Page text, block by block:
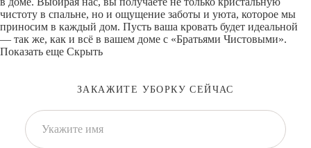
чистоту в спальне, но и ощущение заботы и уюта, которое мы
приносим в каждый дом. Пусть ваша кровать будет идеальной
— так же, как и всё в вашем доме с «Братьями Чистовыми».
Показать еще Скрыть
ЗАКАЖИТЕ УБОРКУ СЕЙЧАС